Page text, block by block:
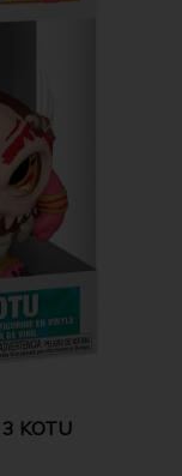
KOTU